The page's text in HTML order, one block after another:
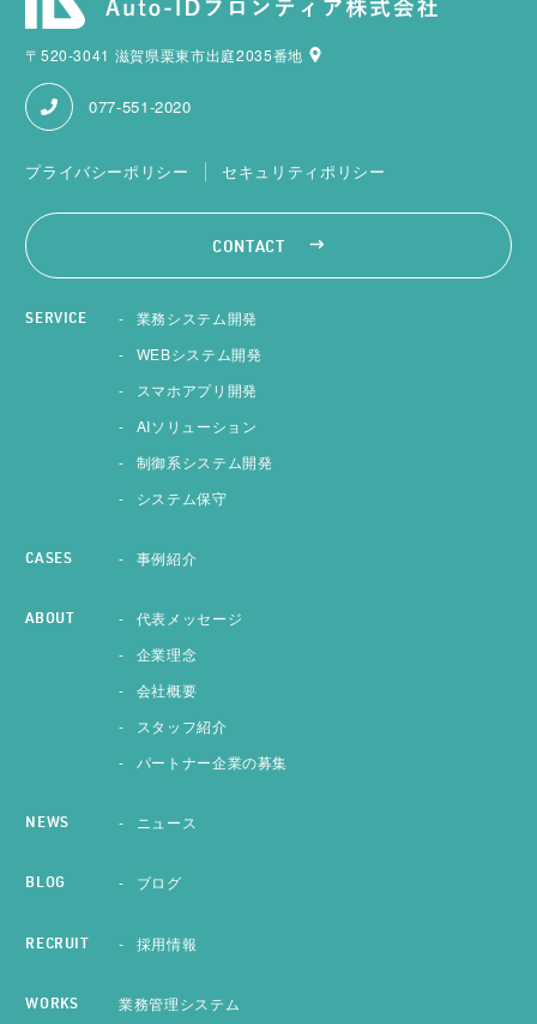
〒520-3041 滋賀県栗東市出庭2035番地
077-551-2020
プライバシーポリシー セキュリティポリシー
CONTACT
SERVICE
業務システム開発
WEBシステム開発
スマホアプリ開発
AIソリューション
制御系システム開発
システム保守
CASES 事例紹介
ABOUT
代表メッセージ
企業理念
会社概要
スタッフ紹介
パートナー企業の募集
NEWS ニュース
BLOG ブログ
RECRUIT 採用情報
WORKS 業務管理システム